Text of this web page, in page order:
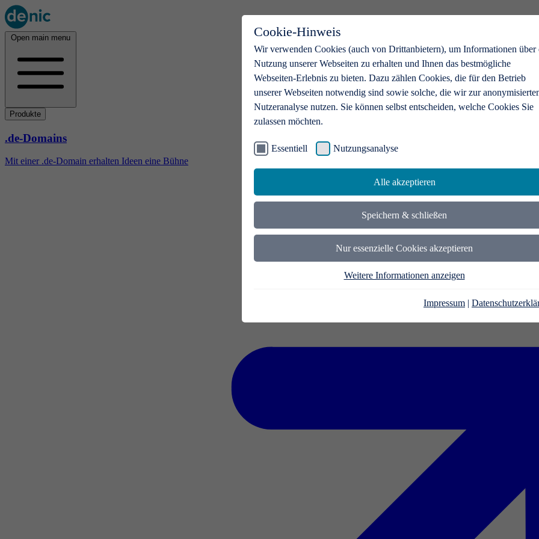
Cookie-Hinweis
Wir verwenden Cookies (auch von Drittanbietern), um Informationen über
Nutzung unserer Webseiten zu erhalten und Ihnen das bestmögliche
Webseiten-Erlebnis zu bieten. Dazu zählen Cookies, die für den Betrieb
unserer Webseiten notwendig sind sowie solche, die wir zur
Nutzeranalyse nutzen. Sie können selbst entscheiden, welche Cookies Sie
zulassen möchten.
Essentiell Nutzungsanalyse
Alle akzeptieren
Speichern & schließen
Nur essenzielle Cookies akzeptieren
Weitere Informationen anzeigen
Impressum |
Open main menu
Produkte
.de-Domains
Mit einer .de-Domain erhalten Ideen eine Bühne